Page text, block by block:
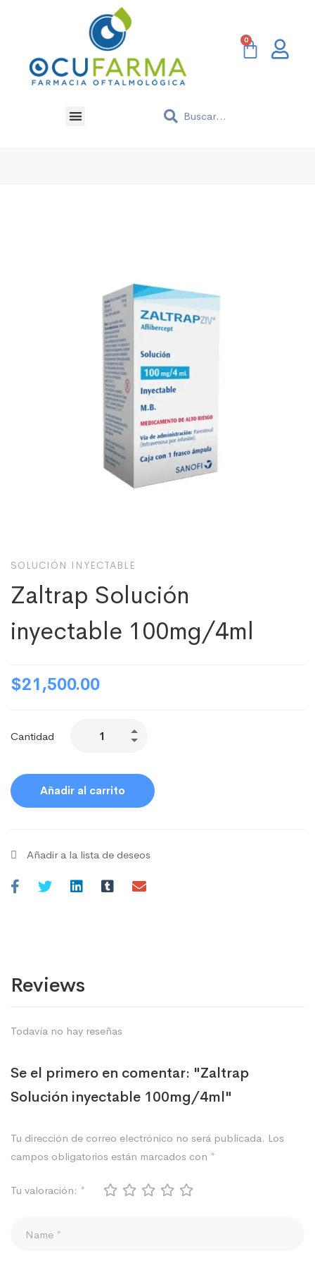
SOLUCIÓN INYECTABLE
Zaltrap Solución
inyectable 100mg/4ml
$21,500.00
Cantidad
Añadir al carrito
Añadir a la lista de deseos
Reviews
Todavía no hay reseñas
Se el primero en comentar: "Zaltrap
Solución inyectable 100mg/4ml"
Tu dirección de correo electrónico no será publicada. Los
campos obligatorios están marcados con *
Tu valoración: *